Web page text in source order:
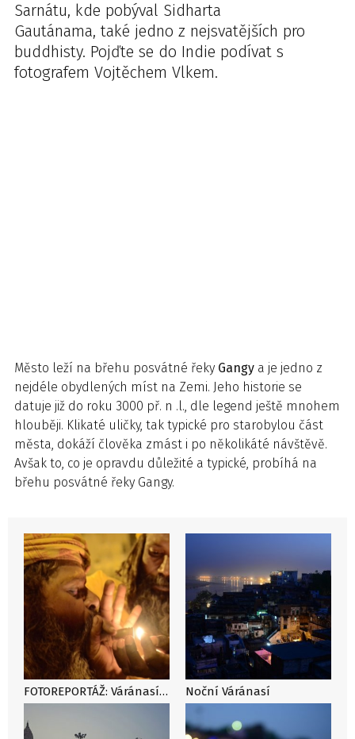
Sarnátu, kde pobýval Sidharta
Gautánama, také jedno z nejsvatějších pro
buddhisty. Pojďte se do Indie podívat s
fotografem Vojtěchem Vlkem.
Město leží na břehu posvátné řeky Gangy a je jedno z
nejdéle obydlených míst na Zemi. Jeho historie se
datuje již do roku 3000 př. n .l., dle legend ještě mnohem
hlouběji. Klikaté uličky, tak typické pro starobylou část
města, dokáží člověka zmást i po několikáté návštěvě.
Avšak to, co je opravdu důležité a typické, probíhá na
břehu posvátné řeky Gangy.
FOTOREPORTÁŽ: Váránasí, město mezi nebem a zemí Noční Váránasí